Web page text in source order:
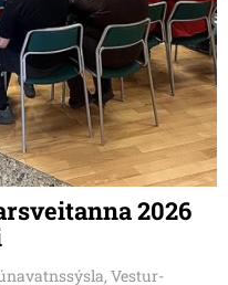
2026
Vestur-